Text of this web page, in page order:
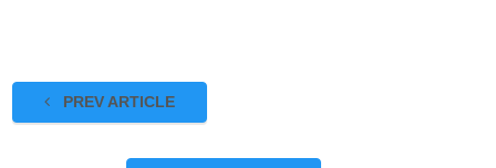
PREV ARTICLE